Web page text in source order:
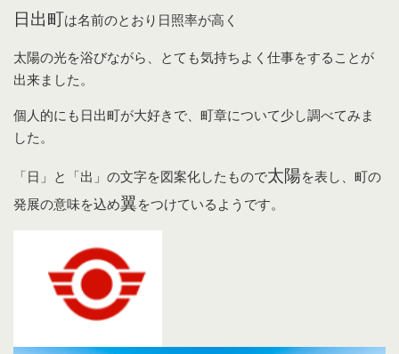
日出町は名前のとおり日照率が高く
太陽の光を浴びながら、とても気持ちよく仕事をすることが
出来ました。
個人的にも日出町が大好きで、町章について少し調べてみま
した。
「日」と「出」の文字を図案化したもので太陽を表し、町の
発展の意味を込め翼をつけているようです。